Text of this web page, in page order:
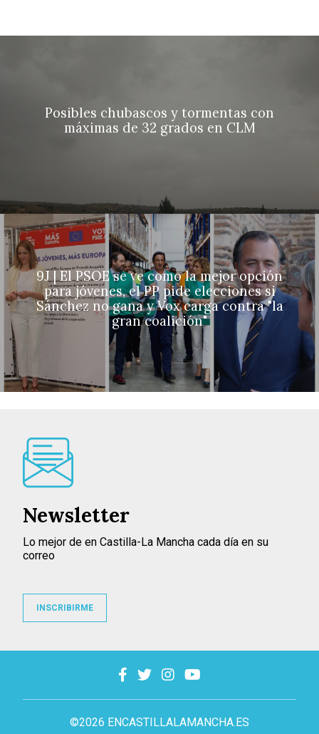
Posibles chubascos y tormentas con
máximas de 32 grados en CLM
9J | El PSOE se ve como la mejor opción
para jóvenes, el PP pide elecciones si
Sánchez no gana y Vox carga contra "la
gran coalición"
©2026 ENCASTILLALAMANCHA.ES
Newsletter
Lo mejor de en Castilla-La Mancha cada día en su
correo
INSCRIBIRME